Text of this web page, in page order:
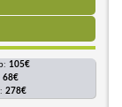
105€
68€
278€